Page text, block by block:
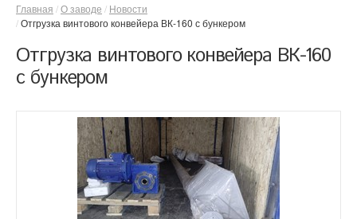
Главная О заводе
Новости
Отгрузка винтового конвейера ВК-160 с бункером
Отгрузка винтового конвейера ВК-160
с бункером